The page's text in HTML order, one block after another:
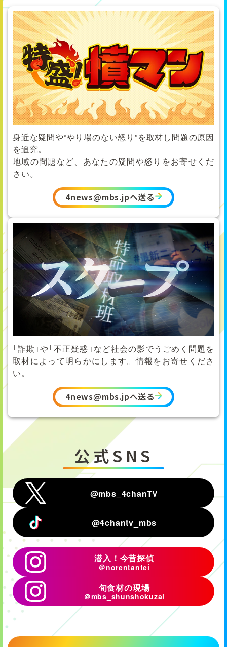
身近な疑問や“やり場のない怒り”を取材し問題の原因
を追究。
地域の問題など、あなたの疑問や怒りをお寄せくだ
さい。
4news@mbs.jpへ送る
「詐欺」や「不正疑惑」など社会の影でうごめく問題を
取材によって明らかにします。情報をお寄せくださ
い。
4news@mbs.jpへ送る
公式SNS
@mbs_4chanTV
@4chantv_mbs
潜入！今昔探偵
＠norentantei
旬食材の現場
＠mbs_shunshokuzai